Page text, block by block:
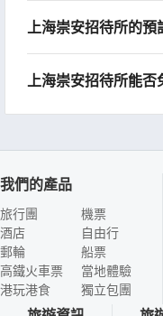
上海崇安招待所的預
上海崇安招待所能否
我們的產品
旅行團
酒店
郵輪
高鐵火車票
港玩港食
機票
自由行
船票
當地體驗
獨立包團